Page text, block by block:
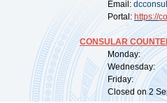
Email:
Portal: https://
CONSULAR
Monday:
Wednesday:
Friday:
Closed on 2